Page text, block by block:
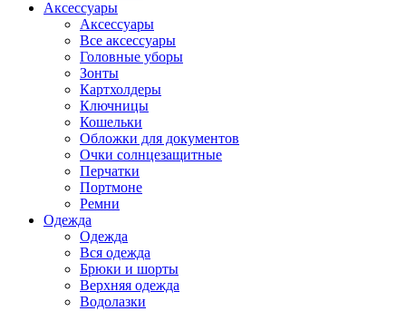
Аксессуары
Аксессуары
Все аксессуары
Головные уборы
Зонты
Картхолдеры
Ключницы
Кошельки
Обложки для документов
Очки солнцезащитные
Перчатки
Портмоне
Ремни
Одежда
Одежда
Вся одежда
Брюки и шорты
Верхняя одежда
Водолазки